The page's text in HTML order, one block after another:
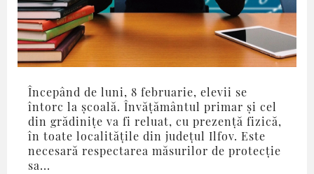
Începând de luni, 8 februarie, elevii se
întorc la școală. Învățământul primar și cel
din grădinițe va fi reluat, cu prezență fizică,
în toate localitățile din județul Ilfov. Este
necesară respectarea măsurilor de protecție
sa...